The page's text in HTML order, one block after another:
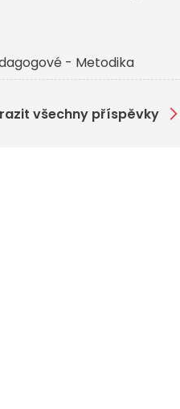
- Metodika
všechny příspěvky